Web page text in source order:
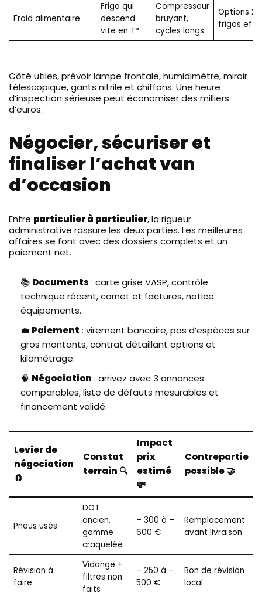
Froid alimentaire
Frigo qui
descend
vite en T°
Compresseur
bruyant,
cycles longs
Options
frigos
Côté utiles, prévoir lampe frontale, humidimètre, miroir
télescopique, gants nitrile et chiffons. Une heure
d’inspection sérieuse peut économiser des milliers
d’euros.
Négocier, sécuriser et
finaliser l’achat van
d’occasion
Entre particulier à particulier, la rigueur
administrative rassure les deux parties. Les meilleures
affaires se font avec des dossiers complets et un
paiement net.
📚 Documents : carte grise VASP, contrôle
technique récent, carnet et factures, notice
équipements.
💼 Paiement : virement bancaire, pas d’espèces sur
gros montants, contrat détaillant options et
kilométrage.
🧠 Négociation : arrivez avec 3 annonces
comparables, liste de défauts mesurables et
financement validé.
Levier de
négociation
🧲
Constat
terrain 🔍
Impact
prix
estimé
💸
Contrepartie
possible 🤝
Pneus usés
DOT
ancien,
gomme
craquelée
– 300 à –
600 €
Remplacement
avant livraison
Révision à
faire
Vidange +
filtres non
faits
– 250 à –
500 €
Bon de révision
local